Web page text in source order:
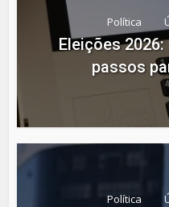
Política
Eleições
passos
Política